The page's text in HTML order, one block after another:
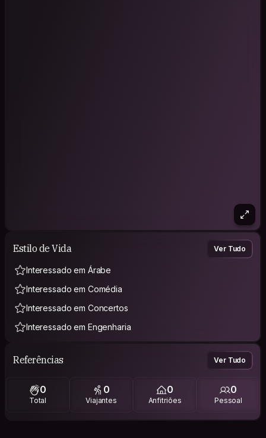
Estilo de Vida Ver Tudo
Interessado em Árabe
Interessado em Comédia
Interessado em Concertos
Interessado em Engenharia
Referências Ver Tudo
0
Total
0
Viajantes
0
Anfitriões
0
Pessoal